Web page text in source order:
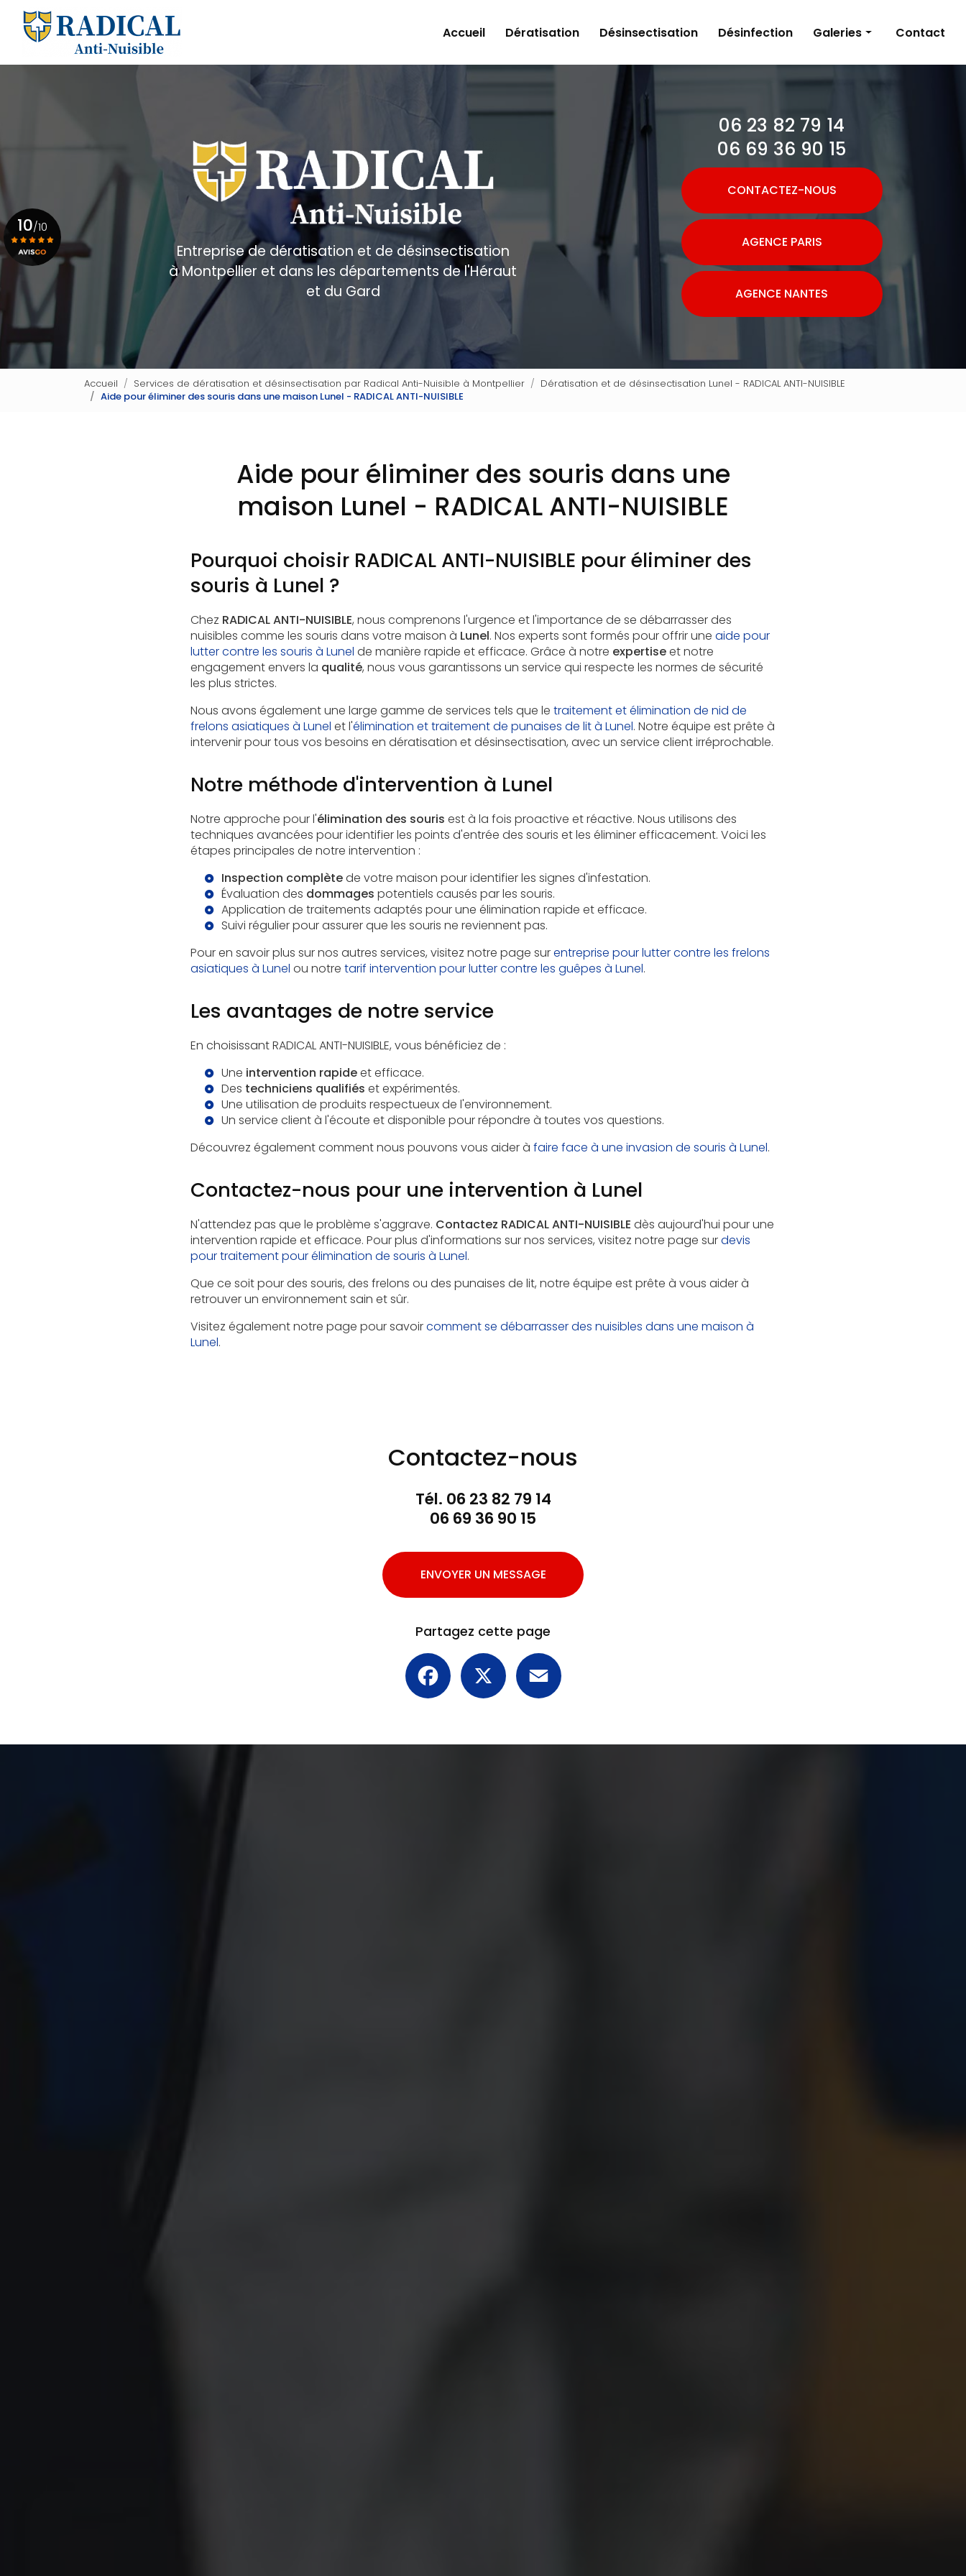
contenu
Accueil Dératisation Désinsectisation Désinfection Galeries
Dératisation
Désinfection
Contact
Entreprise de dératisation et de désinsectisation
à Montpellier et dans les départements de l'Héraut
et du Gard
06 23 82 79 14
06 69 36 90 15
CONTACTEZ-NOUS
AGENCE PARIS
AGENCE NANTES
10/10
Voir le certificat
Accueil Services de dératisation et désinsectisation par Radical Anti-Nuisible à Montpellier
Dératisation et de désinsectisation Lunel - RADICAL ANTI-NUISIBLE
Aide pour éliminer des souris dans une maison Lunel - RADICAL ANTI-NUISIBLE
Aide pour éliminer des souris dans une
maison Lunel - RADICAL ANTI-NUISIBLE
Pourquoi choisir RADICAL ANTI-NUISIBLE pour éliminer des
souris à Lunel ?
Chez RADICAL ANTI-NUISIBLE, nous comprenons l'urgence et l'importance de se débarrasser des
nuisibles comme les souris dans votre maison à Lunel. Nos experts sont formés pour offrir une aide pour
lutter contre les souris à Lunel de manière rapide et efficace. Grâce à notre expertiseet notre
engagement envers la qualité, nous vous garantissons un service qui respecte les normes de sécurité
les plus strictes.
Nous avons également une large gamme de services tels que le traitement et élimination de nid de
frelons asiatiques à Lunel et l'élimination et traitement de punaises de lit à Lunel. Notre équipe est prête à
intervenir pour tous vos besoins en dératisation et désinsectisation, avec un service client irréprochable.
Notre méthode d'intervention à Lunel
Notre approche pour l'élimination des souris est à la fois proactive et réactive. Nous utilisons des
techniques avancées pour identifier les points d'entrée des souris et les éliminer efficacement. Voici les
étapes principales de notre intervention :
Inspection complètede votre maison pour identifier les signes d'infestation.
Évaluation des dommages potentiels causés par les souris.
Application de traitements adaptés pour une élimination rapide et efficace.
Suivi régulier pour assurer que les souris ne reviennent pas.
Pour en savoir plus sur nos autres services, visitez notre page surentreprise pour lutter contre les frelons
asiatiques à Lunel ou notre tarif intervention pour lutter contre les guêpes à Lunel.
Les avantages de notre service
En choisissant RADICAL ANTI-NUISIBLE, vous bénéficiez de :
Une intervention rapideet efficace.
Des techniciens qualifiés et expérimentés.
Une utilisation de produits respectueux de l'environnement.
Un service client à l'écoute et disponible pour répondre à toutes vos questions.
Découvrez également comment nous pouvons vous aider à faire face à une invasion de souris à Lunel.
Contactez-nous pour une intervention à Lunel
N'attendez pas que le problème s'aggrave. Contactez RADICAL ANTI-NUISIBLE dès aujourd'hui pour une
intervention rapide et efficace. Pour plus d'informations sur nos services, visitez notre page surdevis
pour traitement pour élimination de souris à Lunel.
Que ce soit pour des souris, des frelons ou des punaises de lit, notre équipe est prête à vous aider à
retrouver un environnement sain et sûr.
Visitez également notre page pour savoircomment se débarrasser des nuisibles dans une maison à
Lunel.
Contactez-nous
Tél. 06 23 82 79 14
06 69 36 90 15
ENVOYER UN MESSAGE
Partagez cette page
Facebook